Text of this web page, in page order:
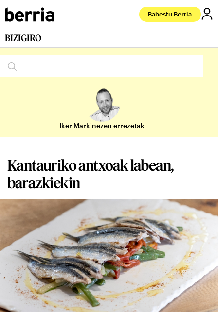
Babestu Berria
BIZIGIRO
Iker Markinezen errezetak
Kantauriko antxoak labean,
barazkiekin